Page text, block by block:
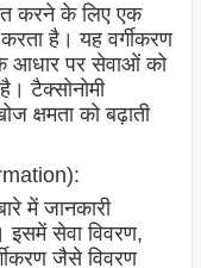
करने के लिए एक
है। यह वर्गीकरण
के आधार पर सेवाओं को
टैक्सोनोमी
क्षमता को बढ़ाती
में जानकारी
इसमें सेवा विवरण,
जैसे विवरण